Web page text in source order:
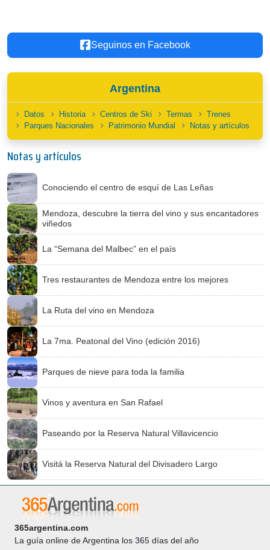
Seguinos en Facebook
Argentina
Datos Historia Centros de Ski Termas
Trenes
Parques Nacionales
Patrimonio Mundial Notas y artículos
Notas y artículos
Conociendo el centro de esquí de Las Leñas
Mendoza, descubre la tierra del vino y sus encantadores
viñedos
La “Semana del Malbec” en el país
Tres restaurantes de Mendoza entre los mejores
La Ruta del vino en Mendoza
La 7ma. Peatonal del Vino (edición 2016)
Parques de nieve para toda la familia
Vinos y aventura en San Rafael
Paseando por la Reserva Natural Villavicencio
Visitá la Reserva Natural del Divisadero Largo
365argentina.com
La guía online de Argentina los 365 días del año